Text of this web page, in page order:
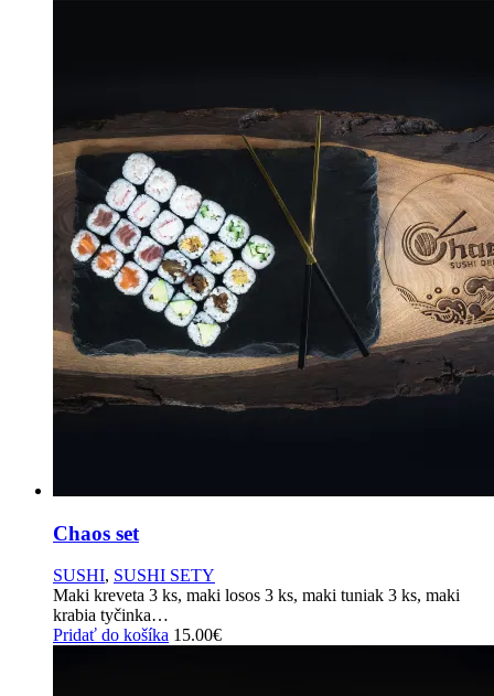
Chaos set
SUSHI, SUSHI SETY
Maki kreveta 3 ks, maki losos 3 ks, maki tuniak 3 ks, maki
krabia tyčinka…
Pridať do košíka 15.00€